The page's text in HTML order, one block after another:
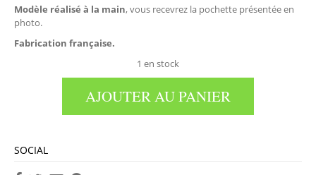
Modèle réalisé à la main, vous recevrez la pochette présentée en
photo.
Fabrication française.
1 en stock
AJOUTER AU PANIER
SOCIAL